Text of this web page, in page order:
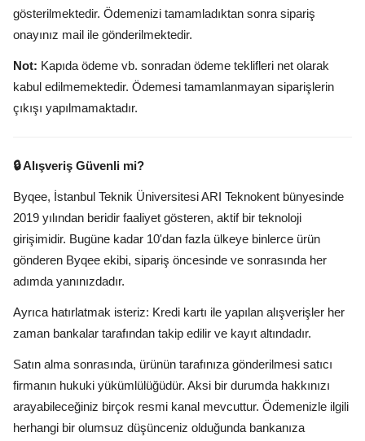
gösterilmektedir. Ödemenizi tamamladıktan sonra sipariş
onayınız mail ile gönderilmektedir.
Not: Kapıda ödeme vb. sonradan ödeme teklifleri net olarak
kabul edilmemektedir. Ödemesi tamamlanmayan siparişlerin
çıkışı yapılmamaktadır.
🔒 Alışveriş Güvenli mi?
Byqee, İstanbul Teknik Üniversitesi ARI Teknokent bünyesinde
2019 yılından beridir faaliyet gösteren, aktif bir teknoloji
girişimidir. Bugüne kadar 10'dan fazla ülkeye binlerce ürün
gönderen Byqee ekibi, sipariş öncesinde ve sonrasında her
adımda yanınızdadır.
Ayrıca hatırlatmak isteriz: Kredi kartı ile yapılan alışverişler her
zaman bankalar tarafından takip edilir ve kayıt altındadır.
Satın alma sonrasında, ürünün tarafınıza gönderilmesi satıcı
firmanın hukuki yükümlülüğüdür. Aksi bir durumda hakkınızı
arayabileceğiniz birçok resmi kanal mevcuttur. Ödemenizle ilgili
herhangi bir olumsuz düşünceniz olduğunda bankanıza